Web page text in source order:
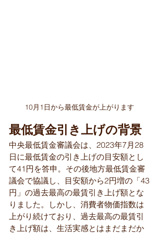
10月1日から最低賃金が上がります
最低賃金引き上げの背景
中央最低賃金審議会は、2023年7月28
日に最低賃金の引き上げの目安額とし
て41円を答申。その後地方最低賃金審
議会で協議し、目安額から2円増の「43
円」の過去最高の最賃引き上げ額とな
りました。しかし、消費者物価指数は
上がり続けており、過去最高の最賃引
き上げ額は、生活実感とはまだまだか